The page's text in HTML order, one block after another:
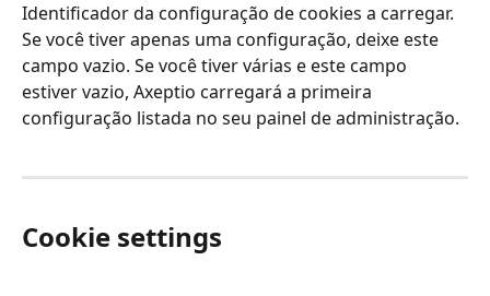
Identificador da configuração de cookies a carregar.
Se você tiver apenas uma configuração, deixe este
campo vazio. Se você tiver várias e este campo
estiver vazio, Axeptio carregará a primeira
configuração listada no seu painel de administração.
Cookie settings